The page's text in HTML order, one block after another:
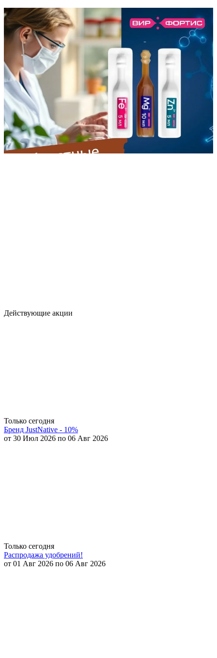
Действующие акции
Только сегодня
Бренд JustNative - 10%
от 30 Июл 2026 по 06 Авг 2026
Только сегодня
Распродажа удобрений!
от 01 Авг 2026 по 06 Авг 2026